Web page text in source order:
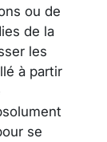
ou de
de la
les
à partir
se